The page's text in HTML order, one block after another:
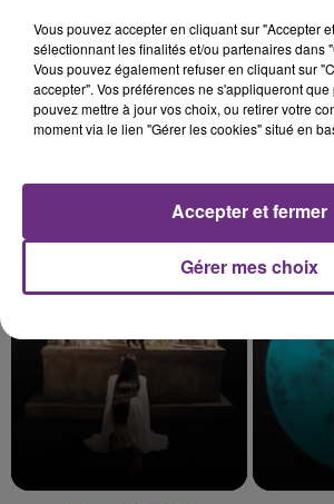
5h47
5h47 5h43
5h43
Vous pouvez accepter en cliquant sur "Accepter
sélectionnant les finalités et/ou partenaires dans
Vous pouvez également refuser en cliquant sur
accepter". Vos préférences ne s'appliqueront que
pouvez mettre à jour vos choix, ou retirer votre
moment via le lien "Gérer les cookies" situé en
Gérer mes choix
Accepter et fermer